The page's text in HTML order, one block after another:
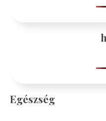
Egészség